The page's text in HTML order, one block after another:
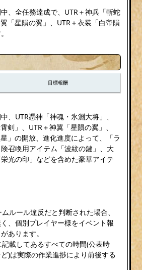
、全任務達成で、UTR＋神兵「斬蛇
「星隕の翼」、UTR＋衣装「白帝隕
目標報酬
、UTR憑神「神魂・氷淵大将」、
剣」、UTR＋神翼「星隕の翼」、
」の開放、進化進度によって、「ラ
召喚用アイテム「波紋の鍵」、大
光の印」などを含めた豪華アイテ
ール違反だと判断された場合、
、個別プレイヤー様をイベント報
あります。
してあるすべての時間(公表時
)は実際の作業進捗により前後する